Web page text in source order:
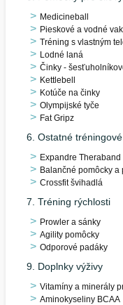
Medicineball
Pieskové a vodné
Tréning s vlastným
Lodné laná
Činky -
Kettlebell
Kotúče na činky
Olympijské tyče
Fat Gripz
6. Ostatné
Expandre Theraband
Balančné pomôcky a
Crossfit švihadlá
7. Tréning rýchlosti
Prowler a sánky
Agility pomôcky
Odporové padáky
9. Doplnky výživy
Vitamíny a minerály
Aminokyseliny BCAA